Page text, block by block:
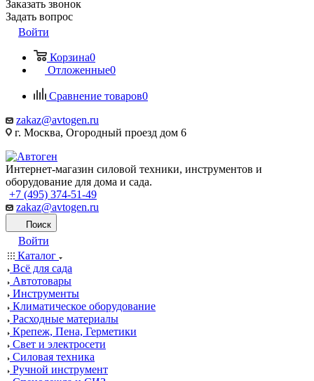
Заказать звонок
Задать вопрос
Войти
Корзина0
Отложенные0
Сравнение товаров0
zakaz@avtogen.ru
г. Москва, Огородный проезд дом 6
Интернет-магазин силовой техники, инструментов и
оборудование для дома и сада.
+7 (495) 374-51-49
zakaz@avtogen.ru
Поиск
Войти
Каталог
Всё для сада
Автотовары
Инструменты
Климатическое оборудование
Расходные материалы
Крепеж, Пена, Герметики
Свет и электросети
Силовая техника
Ручной инструмент